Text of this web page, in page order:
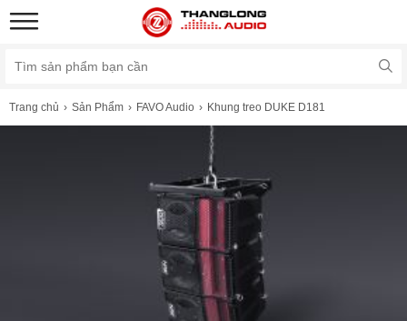
Trang chủ Sản Phẩm FAVO Audio Khung treo DUKE D181